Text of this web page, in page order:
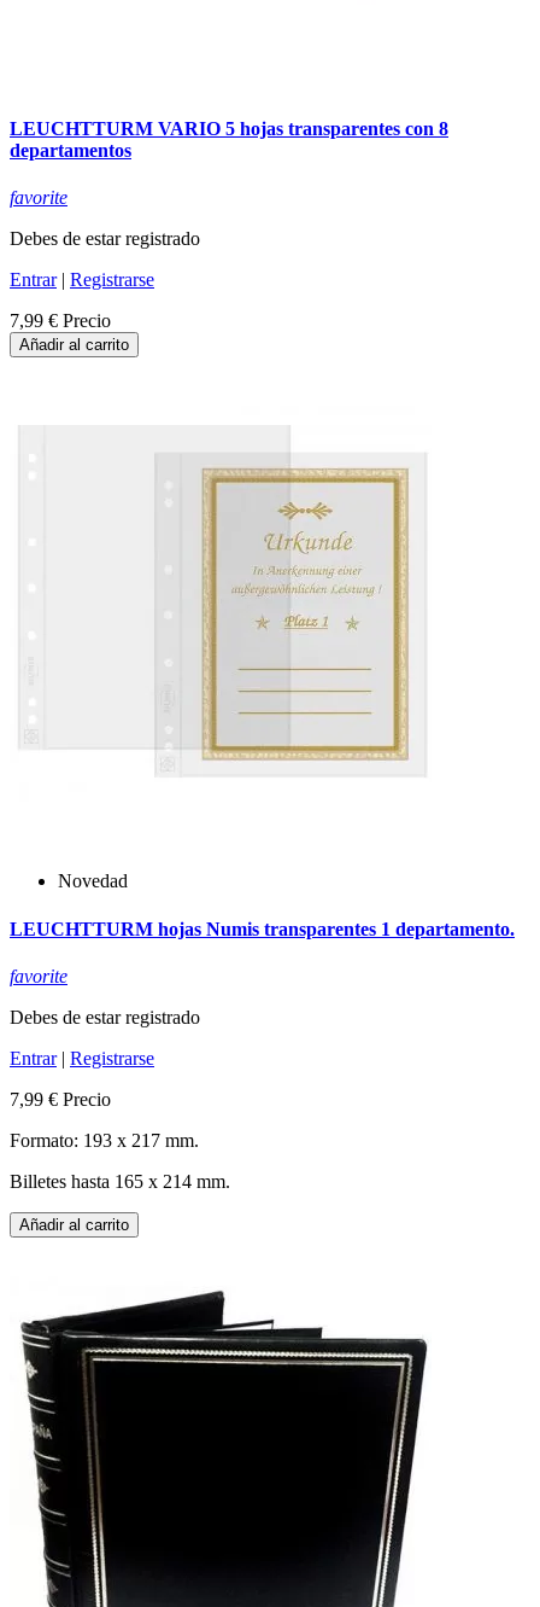
LEUCHTTURM VARIO 5 hojas transparentes con 8
departamentos
favorite
Debes de estar registrado
Entrar| Registrarse
7,99 € Precio
Añadir al carrito
Novedad
LEUCHTTURM hojas Numis transparentes 1 departamento.
favorite
Debes de estar registrado
Entrar| Registrarse
7,99 € Precio
Formato: 193 x 217 mm.
Billetes hasta 165 x 214 mm.
Añadir al carrito